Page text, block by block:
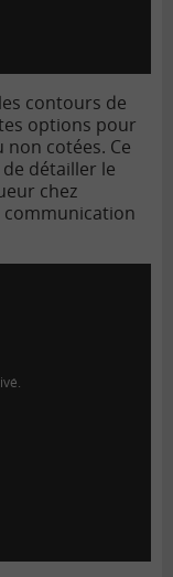
contours de
options pour
cotées. Ce
détailler le
chez
communication